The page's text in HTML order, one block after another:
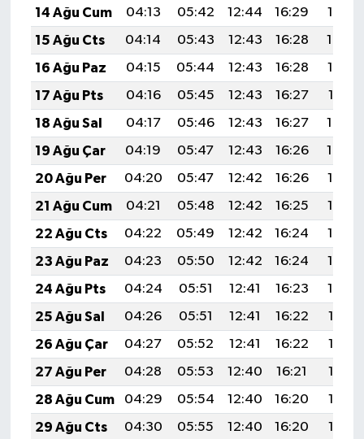
14 Ağu Cum
04:13 05:42 12:44 16:29
19:35
15 Ağu Cts
04:14 05:43 12:43 16:28
19:34
16 Ağu Paz
04:15 05:44 12:43 16:28
19:32
17 Ağu Pts
04:16 05:45 12:43 16:27
19:31
18 Ağu Sal
04:17 05:46 12:43 16:27
19:30
19 Ağu Çar
04:19 05:47 12:43 16:26
19:29
20 Ağu Per
04:20 05:47 12:42 16:26
19:27
21 Ağu Cum
04:21 05:48 12:42 16:25
19:26
22 Ağu Cts
04:22 05:49 12:42 16:24
19:25
23 Ağu Paz
04:23 05:50 12:42 16:24
19:23
24 Ağu Pts
04:24 05:51 12:41 16:23
19:22
25 Ağu Sal
04:26 05:51 12:41 16:22
19:21
26 Ağu Çar
04:27 05:52 12:41 16:22
19:19
27 Ağu Per
04:28 05:53 12:40 16:21
19:18
28 Ağu Cum
04:29 05:54 12:40 16:20
19:16
29 Ağu Cts
04:30 05:55 12:40 16:20
19:15